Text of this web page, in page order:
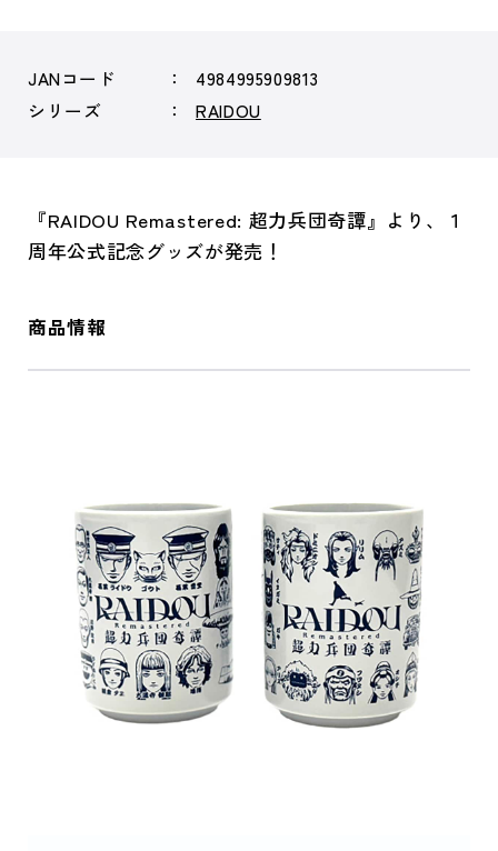
JANコード
4984995909813
シリーズ
RAIDOU
『RAIDOU Remastered: 超力兵団奇譚』より、１
周年公式記念グッズが発売！
商品情報